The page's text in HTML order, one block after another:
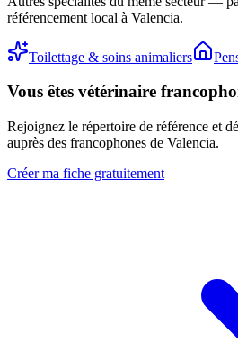
référencement local à Valencia.
Toilettage & soins animaliers
Vous êtes vétérinaire
Rejoignez le répertoire de référence et
auprès des francophones de Valencia.
Créer ma fiche gratuitement